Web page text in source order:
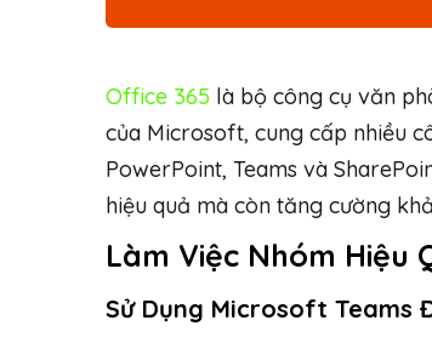
Office 365 là bộ công cụ văn
của Microsoft, cung cấp nhiều
PowerPoint, Teams và
hiệu quả mà còn tăng cường
Làm Việc Nhóm Hiệu
Sử Dụng Microsoft Teams